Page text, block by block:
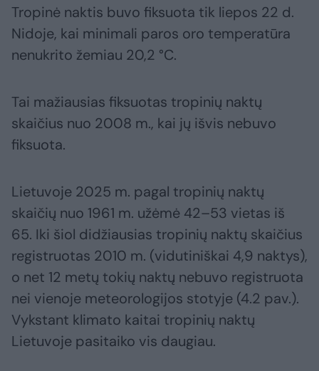
Tropinė naktis buvo fiksuota tik liepos 22 d.
Nidoje, kai minimali paros oro temperatūra
nenukrito žemiau 20,2 °C.
Tai mažiausias fiksuotas tropinių naktų
skaičius nuo 2008 m., kai jų išvis nebuvo
fiksuota.
Lietuvoje 2025 m. pagal tropinių naktų
skaičių nuo 1961 m. užėmė 42–53 vietas iš
65. Iki šiol didžiausias tropinių naktų skaičius
registruotas 2010 m. (vidutiniškai 4,9 naktys),
o net 12 metų tokių naktų nebuvo registruota
nei vienoje meteorologijos stotyje (4.2 pav.).
Vykstant klimato kaitai tropinių naktų
Lietuvoje pasitaiko vis daugiau.